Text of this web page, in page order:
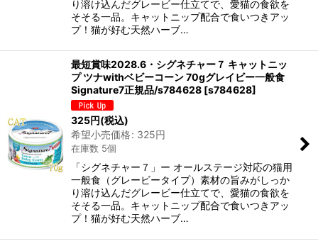
り溶け込んだグレービー仕立てで、愛猫の食欲を
そそる一品。キャットニップ配合で食いつきアッ
プ！猫が好む天然ハーブ…
最短賞味2028.6・シグネチャー７ キャットニッ
プ ツナwithベビーコーン 70gグレイビー一般食
Signature7正規品/s784628 [s784628]
325円(税込)
希望小売価格: 325円
在庫数 5個
「シグネチャー７」ー オールステージ対応の猫用
一般食（グレービータイプ）素材の旨みがしっか
り溶け込んだグレービー仕立てで、愛猫の食欲を
そそる一品。キャットニップ配合で食いつきアッ
プ！猫が好む天然ハーブ…